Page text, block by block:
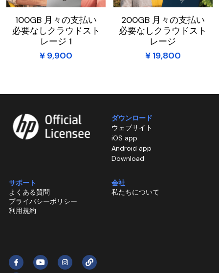
100GB 月々の支払い
必要なしクラウドスト
レージ 1
¥ 9,900
200GB 月々の支払い
必要なしクラウドスト
レージ
¥ 19,800
ダウンロード
ウェブサイト
iOS app
Android app
Download
サポート
よくある質問
プライバシーポリシー
利用規約
会社
私たちについて